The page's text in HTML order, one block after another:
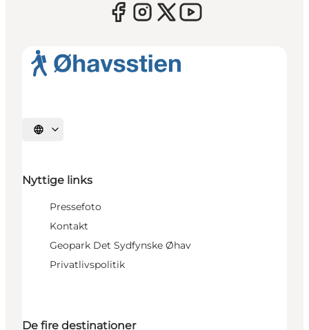
Vælg sprog
Nyttige links
Pressefoto
Kontakt
Geopark Det Sydfynske Øhav
Privatlivspolitik
De fire destinationer